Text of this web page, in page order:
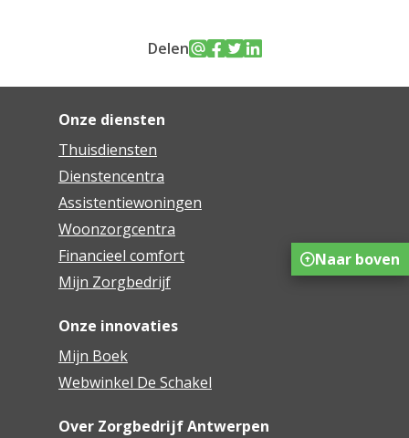
Delen
Onze diensten
Thuisdiensten
Dienstencentra
Assistentiewoningen
Woonzorgcentra
Financieel comfort
Mijn Zorgbedrijf
Onze innovaties
Mijn Boek
Webwinkel De Schakel
Over Zorgbedrijf Antwerpen
Naar boven